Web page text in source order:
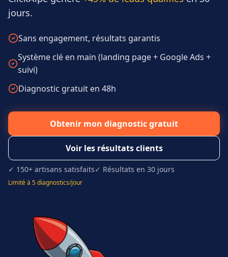
jours.
Sans engagement, résultats garantis
Système clé en main (landing page + Google Ads +
suivi)
Diagnostic gratuit en 48h
Obtenir mon diagnostic gratuit
Voir les résultats clients
✓ 150+ artisans satisfaits✓ Résultats en 30 jours
Limité à 5 diagnostics/jour